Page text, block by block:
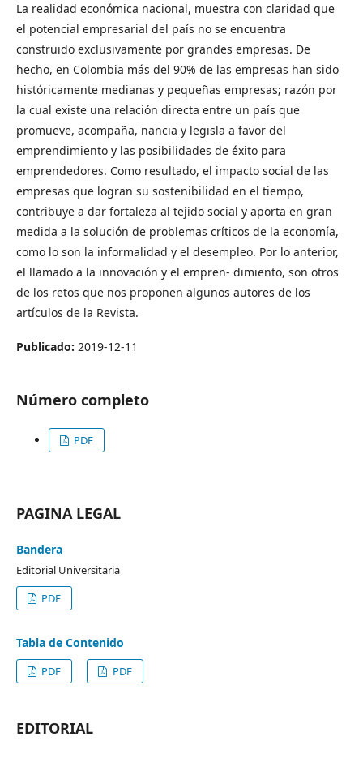
La realidad económica nacional, muestra con claridad que
el potencial empresarial del país no se encuentra
construido exclusivamente por grandes empresas. De
hecho, en Colombia más del 90% de las empresas han sido
históricamente medianas y pequeñas empresas; razón por
la cual existe una relación directa entre un país que
promueve, acompaña, nancia y legisla a favor del
emprendimiento y las posibilidades de éxito para
emprendedores. Como resultado, el impacto social de las
empresas que logran su sostenibilidad en el tiempo,
contribuye a dar fortaleza al tejido social y aporta en gran
medida a la solución de problemas críticos de la economía,
como lo son la informalidad y el desempleo. Por lo anterior,
el llamado a la innovación y el empren- dimiento, son otros
de los retos que nos proponen algunos autores de los
artículos de la Revista.
Publicado: 2019-12-11
Número completo
PDF
PAGINA LEGAL
Bandera
Editorial Universitaria
PDF
Tabla de Contenido
PDF PDF
EDITORIAL